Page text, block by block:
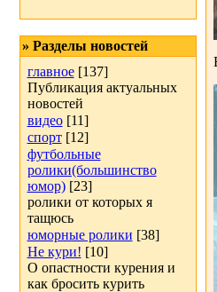
» Разделы новостей
главное [137]
Публикация актуальных
новостей
видео [11]
спорт [12]
футбольные
ролики(большинство
юмор) [23]
ролики от которых я
тащюсь
юморные ролики [38]
Не кури! [10]
О опастности курения и
как бросить курить